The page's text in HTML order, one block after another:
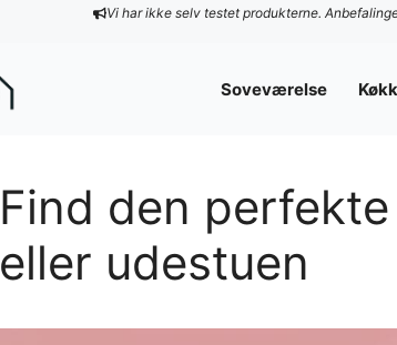
Vi har ikke selv testet produkterne.
Soveværelse
Find den
eller udestuen